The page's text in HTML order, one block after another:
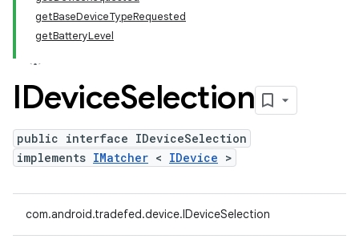
getBaseDeviceTypeRequested
getBatteryLevel
IDeviceSelection
public interface IDeviceSelection
implements IMatcher < IDevice >
com.android.tradefed.device.IDeviceSelection